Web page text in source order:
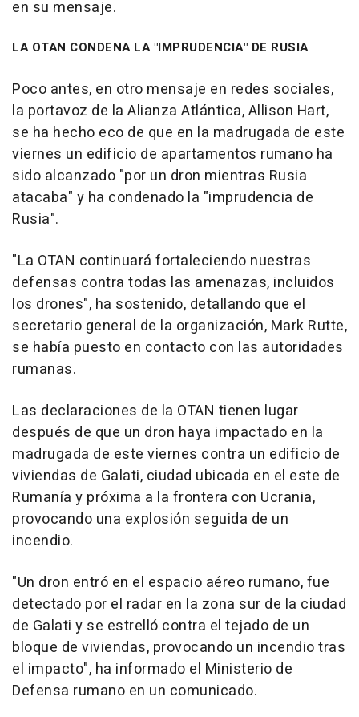
en su mensaje.
LA OTAN CONDENA LA "IMPRUDENCIA" DE RUSIA
Poco antes, en otro mensaje en redes sociales,
la portavoz de la Alianza Atlántica, Allison Hart,
se ha hecho eco de que en la madrugada de este
viernes un edificio de apartamentos rumano ha
sido alcanzado "por un dron mientras Rusia
atacaba" y ha condenado la "imprudencia de
Rusia".
"La OTAN continuará fortaleciendo nuestras
defensas contra todas las amenazas, incluidos
los drones", ha sostenido, detallando que el
secretario general de la organización, Mark Rutte,
se había puesto en contacto con las autoridades
rumanas.
Las declaraciones de la OTAN tienen lugar
después de que un dron haya impactado en la
madrugada de este viernes contra un edificio de
viviendas de Galati, ciudad ubicada en el este de
Rumanía y próxima a la frontera con Ucrania,
provocando una explosión seguida de un
incendio.
"Un dron entró en el espacio aéreo rumano, fue
detectado por el radar en la zona sur de la ciudad
de Galati y se estrelló contra el tejado de un
bloque de viviendas, provocando un incendio tras
el impacto", ha informado el Ministerio de
Defensa rumano en un comunicado.